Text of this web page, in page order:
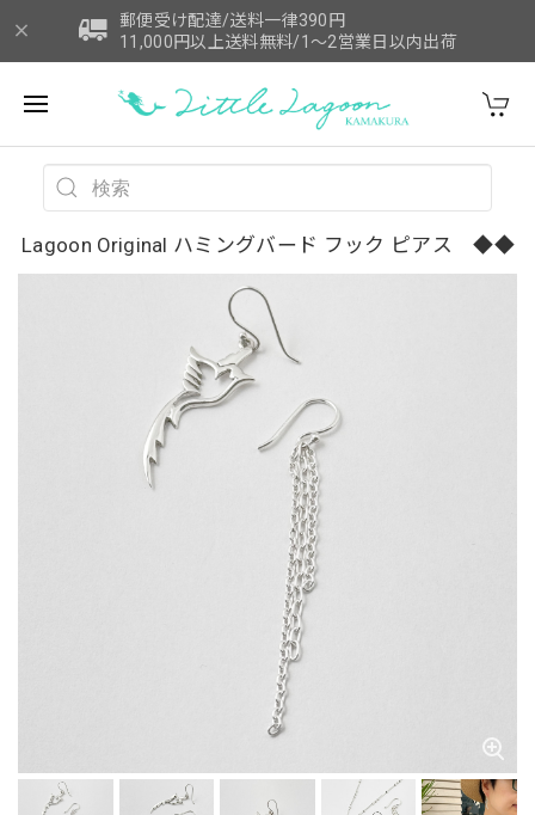
郵便受け配達/送料一律390円
11,000円以上送料無料/1～2営業日以内出荷
Lagoon Original ハミングバード フック ピアス ◆◆